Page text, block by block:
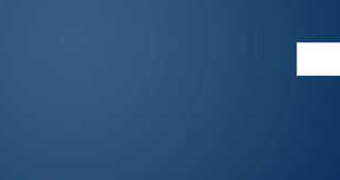
Search